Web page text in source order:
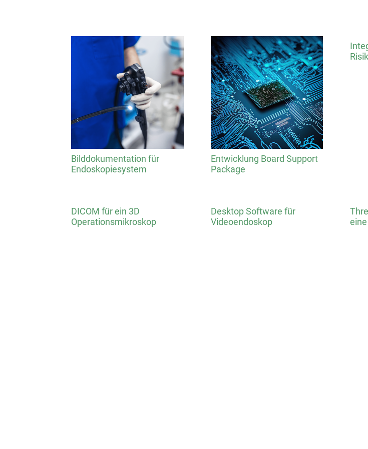
Bilddokumentation für
Endoskopiesystem
Entwicklung Board Support
Package
DICOM für ein 3D
Operationsmikroskop
Desktop Software für
Videoendoskop